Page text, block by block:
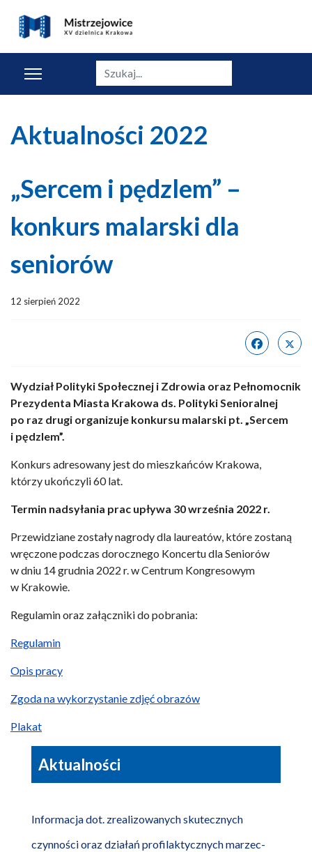
Szukaj
Aktualności 2022
„Sercem i pędzlem” –
konkurs malarski dla
seniorów
12 sierpień 2022
Wydział Polityki Społecznej i Zdrowia oraz Pełnomocnik
Prezydenta Miasta Krakowa ds. Polityki Senioralnej
po raz drugi organizuje konkursu malarski pt. „Sercem
i pędzlem”.
Konkurs adresowany jest do mieszkańców Krakowa,
którzy ukończyli 60 lat.
Termin nadsyłania prac upływa 30 września 2022 r.
Przewidziane zostały nagrody dla laureatów, które zostaną
wręczone podczas dorocznego Koncertu dla Seniorów
w dniu 14 grudnia 2022 r. w Centrum Kongresowym
w Krakowie.
Regulamin oraz załączniki do pobrania:
Regulamin
Opis pracy
Zgoda na wykorzystanie zdjęć obrazów
Plakat
Aktualności
Informacja dot. zrealizowanych skutecznych
czynności oraz działań profilaktycznych marzec-